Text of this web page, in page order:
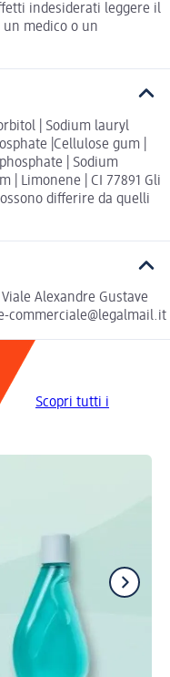
indesiderati leggere il
medico o un
| Sodium lauryl
|Cellulose gum |
| Sodium
| Limonene | CI 77891 Gli
differire da quelli
Alexandre Gustave
commerciale@legalmail.it
Scopri tutti i